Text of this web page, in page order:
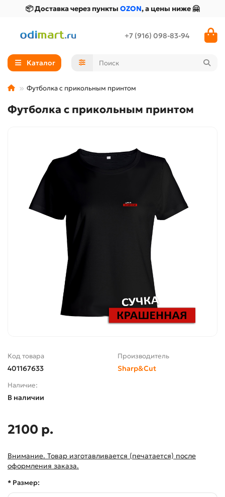
📦 Доставка через пункты OZON, а цены ниже 🤗
+7 (916) 098-83-94
Каталог
Футболка с прикольным принтом
Футболка с прикольным принтом
Код товара
401167633
Производитель
Sharp&Cut
Наличие:
В наличии
2100 р.
Внимание. Товар изготавливается (печатается) после
оформления заказа.
* Размер: